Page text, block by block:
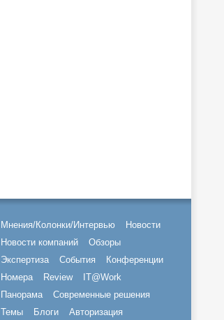
Мнения/Колонки/Интервью
Новости
Новости компаний
Обзоры
Экспертиза
События
Конференции
Номера
Review
IT@Work
Панорама
Современные решения
Темы
Блоги Авторизация